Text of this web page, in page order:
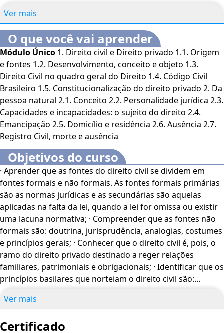
outras áreas, como o Direito Comercial e o Direito do
Consumidor. A pessoa natural é o ser humano considerado
como sujeito dedireitos e deveresdesde o nascimento
até a morte. No ordenamento jurídico brasileiro, a
personalidade jurídica da pessoa natural começa com o
nascimento com vida e cessa com a morte. No entanto, a
lei protege os direitos do nascituro, que é o ser humano
concebido, mas ainda não nascido, garantindo-lhe certos
direitos, como o de ser beneficiário de doações, heranças
e seguros. Neste curso, exploraremos detalhadamente a
evolução histórica e o contexto que culminaram na criação
e elaboração do Código Civil de 2002. Além disso, serão
apresentados de maneira abrangente o conceito de
pessoa natural, suas capacidades e incapacidades como
sujeito de direito. Discutiremos também conceitos e
institutos essenciais para uma compreensão aprofundada,
tais como emancipação, domicílio, residência, ausência e
morte. Este mergulho detalhado proporcionará uma
compreensão mais abrangente desses temas
fundamentais do Direito. Bons estudos. O CursoDo
Direito Civil, Direito Privado e da Pessoa Naturalé
voltado para profissionais e estudantes da área de Direito,
além de interessados no assunto.O conteúdo do curso
ficará disponível por até 120 dias após a compra.
Ver mais
O que você vai aprender
Módulo Único
e fontes 1.2. Desenvolvimento, conceito e objeto 1.3.
Direito Civil no quadro geral do Direito 1.4. Código Civil
Brasileiro 1.5. Constitucionalização do direito privado 2. Da
pessoa natural 2.1. Conceito 2.2. Personalidade jurídica 2.3.
Capacidades e incapacidades: o sujeito do direito 2.4.
Emancipação 2.5. Domicílio e residência 2.6. Ausência 2.7.
Registro Civil, morte e ausência
Objetivos do curso
· Aprender que as fontes do direito civil se dividem em
fontes formais e não formais. As fontes formais primárias
são as normas jurídicas e as secundárias são aquelas
aplicadas na falta da lei, quando a lei for omissa ou existir
uma lacuna normativa; · Compreender que as fontes não
formais são: doutrina, jurisprudência, analogias, costumes
e princípios gerais; · Conhecer que o direito civil é, pois, o
ramo do direito privado destinado a reger relações
familiares, patrimoniais e obrigacionais; · Identificar que os
princípios basilares que norteiam o direito civil são:
estipulação negociar, propriedade individual,
direito de testar e solidariedade social; · Entender que a
Ver mais
Certificado